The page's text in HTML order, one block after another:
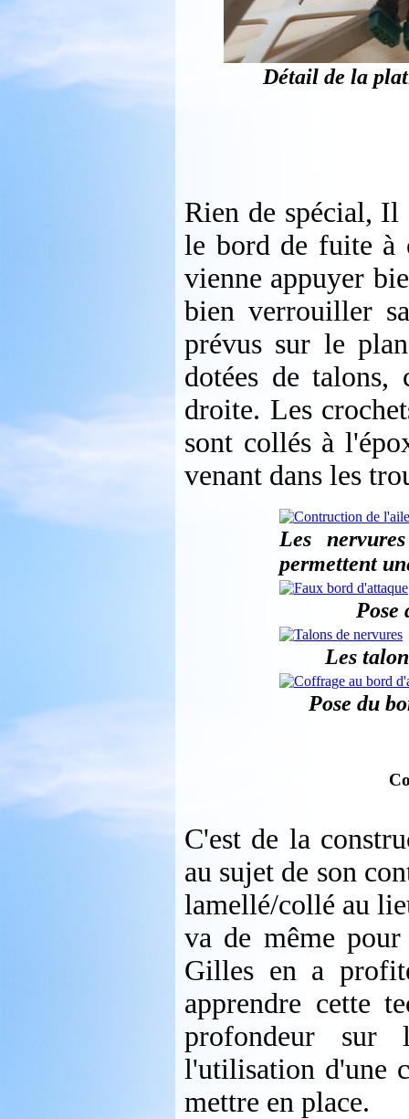
Détail de la
Rien de spécial,
le bord de fuite
vienne appuyer
bien verrouiller
prévus sur le
dotées de
droite. Les
sont collés à
venant dans les
Les
permettent
Les
Pose du
C'est de la
au sujet de son
lamellé/collé au
va de même
Gilles en a
apprendre cette
profondeur sur
l'utilisation d'une
mettre en place.